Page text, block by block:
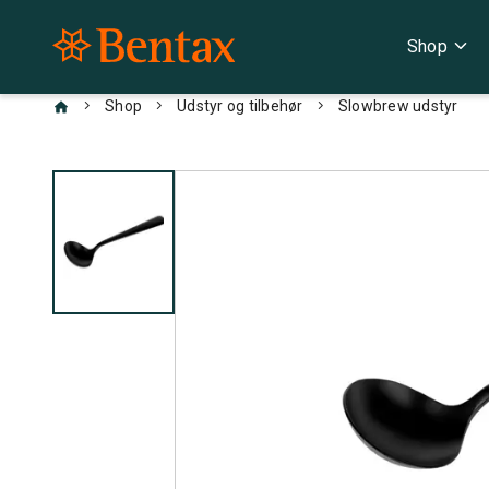
Shop expand_more
chevron_right Shop chevron_right Udstyr og tilbehør chevron_right Slowbrew udstyr